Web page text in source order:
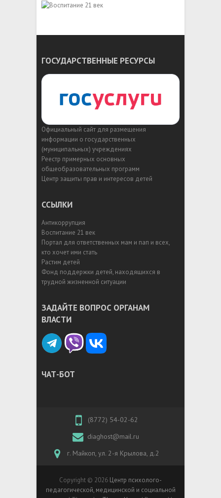
ГОСУДАРСТВЕННЫЕ РЕСУРСЫ
Официальный сайт для размещения
информации о государственных
(муниципальных) учреждениях
Реестр примерных основных
общеобразовательных программ
Центр защиты прав и интересов детей
ССЫЛКИ
Антикоррупция
Воспитание 21 век
Портал для ответственных мам и пап и всех,
кто хочет ими стать
Растим детей
Фонд поддержки детей, находящихся в
трудной жизненной ситуации
ЗАДАЙТЕ ВОПРОС ОРГАНАМ
ВЛАСТИ
ЧАТ-БОТ
(8772) 54-02-62
diaghost@mail.ru
г. Майкоп, ул. 2-я Крылова, д.2
Copyright © 2026 Центр психолого-
педагогической, медицинской и социальной